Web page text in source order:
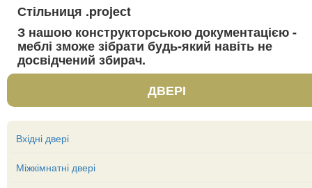
Стільниця .projeсt
З нашою конструкторською документацією -
меблі зможе зібрати будь-який навіть не
досвідчений збирач.
ДВЕРІ
Вхідні двері
Міжкімнатні двері